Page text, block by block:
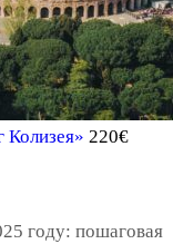
Колизея» 220€
году: пошаговая